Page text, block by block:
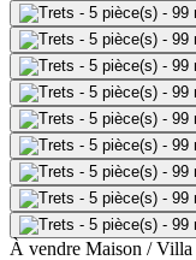
À vendre Maison / Villa